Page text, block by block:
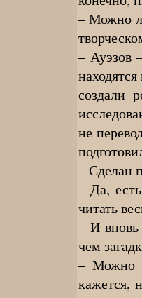
– Можно
– Ауэзов
создали
не
– Сделан
– Да,
читать
– И вновь
чем
– Можно
кажется,